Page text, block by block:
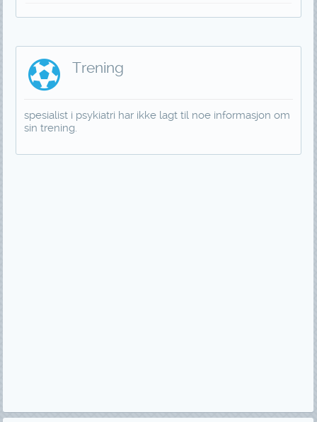
Trening
spesialist i psykiatri har ikke lagt til noe informasjon om
sin trening.